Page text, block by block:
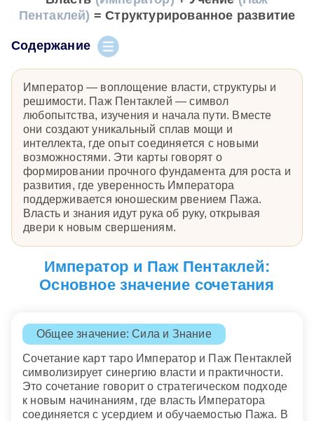
Пентаклей) = Структурированное развитие
Содержание
Император — воплощение власти, структуры и
решимости. Паж Пентаклей — символ
любопытства, изучения и начала пути. Вместе
они создают уникальный сплав мощи и
интеллекта, где опыт соединяется с новыми
возможностями. Эти карты говорят о
формировании прочного фундамента для роста и
развития, где уверенность Императора
поддерживается юношеским рвением Пажа.
Власть и знания идут рука об руку, открывая
двери к новым свершениям.
Император и Паж Пентаклей:
Основное значение сочетания
Общее значение: Сила и Знание
Сочетание карт таро Император и Паж Пентаклей
символизирует синергию власти и практичности.
Это сочетание говорит о стратегическом подходе
к новым начинаниям, где власть Императора
соединяется с усердием и обучаемостью Пажа. В